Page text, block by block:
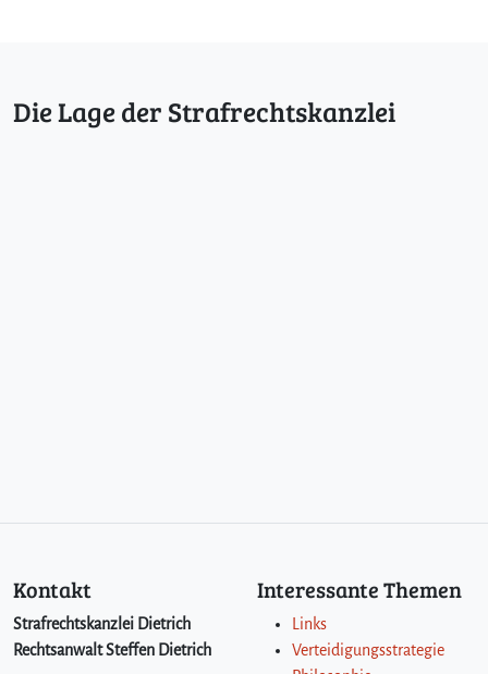
Die Lage der Strafrechtskanzlei
Kontakt
Strafrechtskanzlei Dietrich
Rechtsanwalt Steffen Dietrich
Interessante Themen
Links
Verteidigungsstrategie